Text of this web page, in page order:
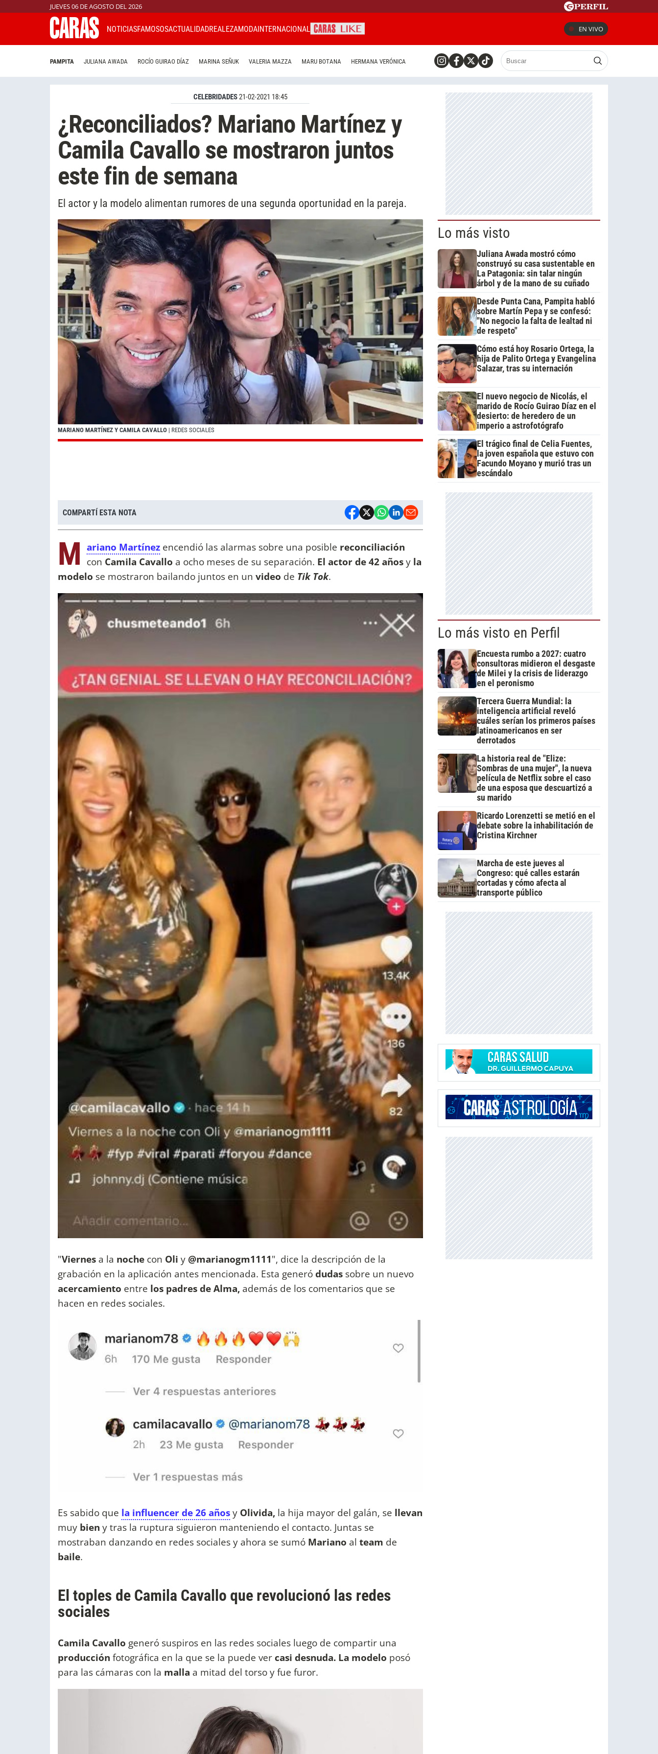
JUEVES 06 DE AGOSTO DEL 2026
NOTICIASFAMOSOSACTUALIDADREALEZAMODAINTERNACIONAL EN VIVO
PAMPITA JULIANA AWADA ROCÍO GUIRAO DÍAZ MARINA SEÑUK VALERIA MAZZA MARU BOTANA HERMANA VERÓNICA
CELEBRIDADES21-02-2021 18:45
¿Reconciliados? Mariano Martínez y
Camila Cavallo se mostraron juntos
este fin de semana
El actor y la modelo alimentan rumores de una segunda oportunidad en la pareja.
MARIANO MARTÍNEZ Y CAMILA CAVALLO | REDES SOCIALES
COMPARTÍ ESTA NOTA
M ariano Martínez encendió las alarmas sobre una posible reconciliación
con Camila Cavallo a ocho meses de su separación. El actor de 42 añosy la
modelo se mostraron bailando juntos en un video de Tik Tok.
"Viernes a la noche con Oli y @marianogm1111", dice la descripción de la
grabación en la aplicación antes mencionada. Esta generódudas sobre un nuevo
acercamiento entre los padres de Alma, además de los comentarios que se
hacen en redes sociales.
Es sabido que la influencer de 26 añosy Olivida, la hija mayor del galán, se llevan
muy bien y tras la ruptura siguieron manteniendo el contacto. Juntas se
mostraban danzando en redes sociales y ahora se sumó Mariano al team de
baile.
El toples de Camila Cavallo que revolucionó las redes
sociales
Camila Cavallo generó suspiros en las redes sociales luego de compartir una
producción fotográfica en la que se la puede ver casi desnuda. La modelo posó
para las cámaras con la malla a mitad del torso y fue furor.
Lo más visto
Juliana Awada mostró cómo
construyó su casa sustentable en
La Patagonia: sin talar ningún
árbol y de la mano de su cuñado
Desde Punta Cana, Pampita habló
sobre Martín Pepa y se confesó:
"No negocio la falta de lealtad ni
de respeto"
Cómo está hoy Rosario Ortega, la
hija de Palito Ortega y Evangelina
Salazar, tras su internación
El nuevo negocio de Nicolás, el
marido de Rocío Guirao Díaz en el
desierto: de heredero de un
imperio a astrofotógrafo
El trágico final de Celia Fuentes,
la joven española que estuvo con
Facundo Moyano y murió tras un
escándalo
Lo más visto en Perfil
Encuesta rumbo a 2027: cuatro
consultoras midieron el desgaste
de Milei y la crisis de liderazgo
en el peronismo
Tercera Guerra Mundial: la
inteligencia artificial reveló
cuáles serían los primeros países
latinoamericanos en ser
derrotados
La historia real de "Elize:
Sombras de una mujer", la nueva
película de Netflix sobre el caso
de una esposa que descuartizó a
su marido
Ricardo Lorenzetti se metió en el
debate sobre la inhabilitación de
Cristina Kirchner
Marcha de este jueves al
Congreso: qué calles estarán
cortadas y cómo afecta al
transporte público